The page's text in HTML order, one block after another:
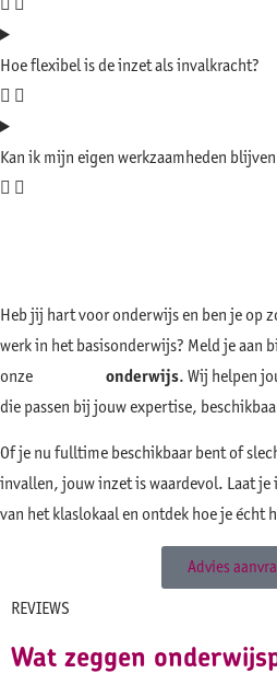
Hoe flexibel is de inzet als invalkracht?
Kan ik mijn eigen werkzaamheden
Heb jij hart voor onderwijs en ben je op
werk in het basisonderwijs? Meld je aan
onze
onderwijs. Wij helpen
die passen bij jouw expertise,
Of je nu fulltime beschikbaar bent of
invallen, jouw inzet is waardevol. Laat
van het klaslokaal en ontdek hoe je écht
Advies
REVIEWS
Wat zeggen